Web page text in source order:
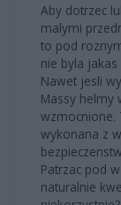
Aby dotrzec
malymi
to pod
nie byla
Nawet jesli
Massy helmy
wzmocnione.
wykonana z
Patrzac pod
naturalnie